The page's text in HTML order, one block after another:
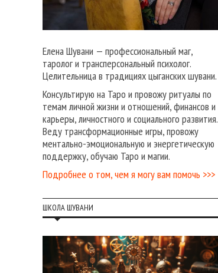
Елена Шувани — профессиональный маг,
таролог и трансперсональный психолог.
Целительница в традициях цыганских шувани.
Консультирую на Таро и провожу ритуалы по
темам личной жизни и отношений, финансов и
карьеры, личностного и социального развития.
Веду трансформационные игры, провожу
ментально-эмоциональную и энергетическую
поддержку, обучаю Таро и магии.
Подробнее о том, чем я могу вам помочь >>>
ШКОЛА ШУВАНИ